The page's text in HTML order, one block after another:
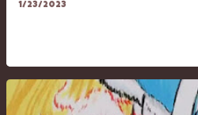
1/23/2023